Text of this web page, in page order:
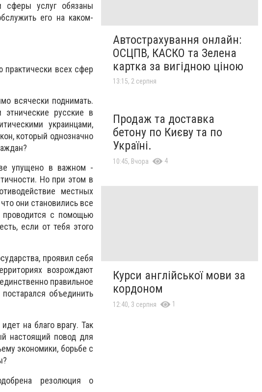
сферы услуг обязаны
его на каком-
практически всех сфер
всячески поднимать.
этнические русские в
украинцами,
который однозначно
упущено в важном -
Но при этом в
местных
они становились все
проводится с помощью
если от тебя этого
проявил себя
возрождают
правильное
объединить
на благо врагу. Так
настоящий повод для
экономики, борьбе с
резолюция о
Автострахування онлайн:
ОСЦПВ, КАСКО та Зелена
картка за вигідною ціною
13:15, 2 серпня
Продаж та доставка
бетону по Києву та по
Україні.
10:45, Вчора 4
Курси англійської мови за
кордоном
12:40, 3 серпня 1